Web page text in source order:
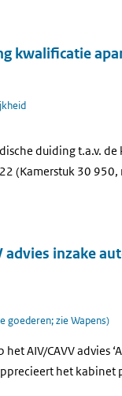
kwalificatie
duiding t.a.v.
(Kamerstuk 30
advies inzake
goederen; zie Wapens)
AIV/CAVV advies
het